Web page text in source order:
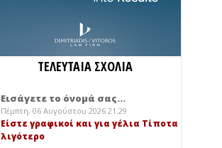
ΤΕΛΕΥΤΑΙΑ ΣΧΟΛΙΑ
Εισάγετε το όνομά σας...
Πέμπτη, 06 Αυγούστου 2026 21:29
Είστε γραφικοί και για γέλια Τίποτα
λιγότερο